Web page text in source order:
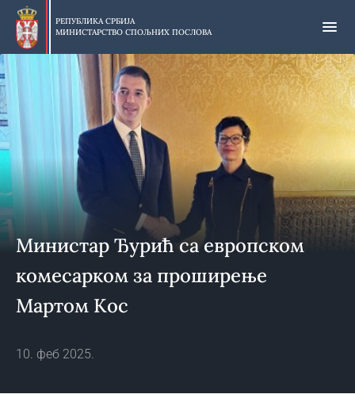
Прескочи
главни
део
садржаја
РЕПУБЛИКА СРБИЈА
МИНИСТАРСТВО СПОЉНИХ ПОСЛОВА
Министар Ђурић са европском
комесарком за проширење
Мартом Кос
10. феб 2025.